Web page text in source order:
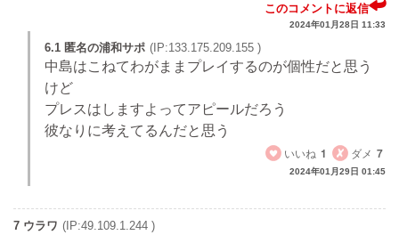
このコメントに返信
2024年01月28日 11:33
6.1 匿名の浦和サポ (IP:133.175.209.155 )
中島はこねてわがままプレイするのが個性だと思う
けど
プレスはしますよってアピールだろう
彼なりに考えてるんだと思う
いいね 1 ダメ 7
2024年01月29日 01:45
7 ウラワ (IP:49.109.1.244 )